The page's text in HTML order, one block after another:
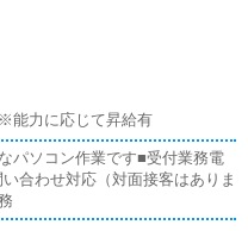
能力に応じて昇給有
パソコン作業です■受付業務電
合わせ対応（対面接客はありま